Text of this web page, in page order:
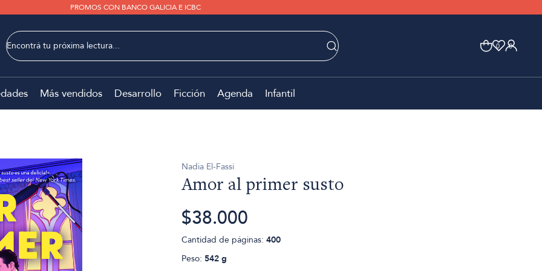
PROMOS CON BANCO GALICIA E ICBC
0 0
Más vendidos Desarrollo Ficción Agenda Infantil
Nadia El-Fassi
Amor al primer susto
$38.000
Cantidad de páginas: 400
Peso: 542 g